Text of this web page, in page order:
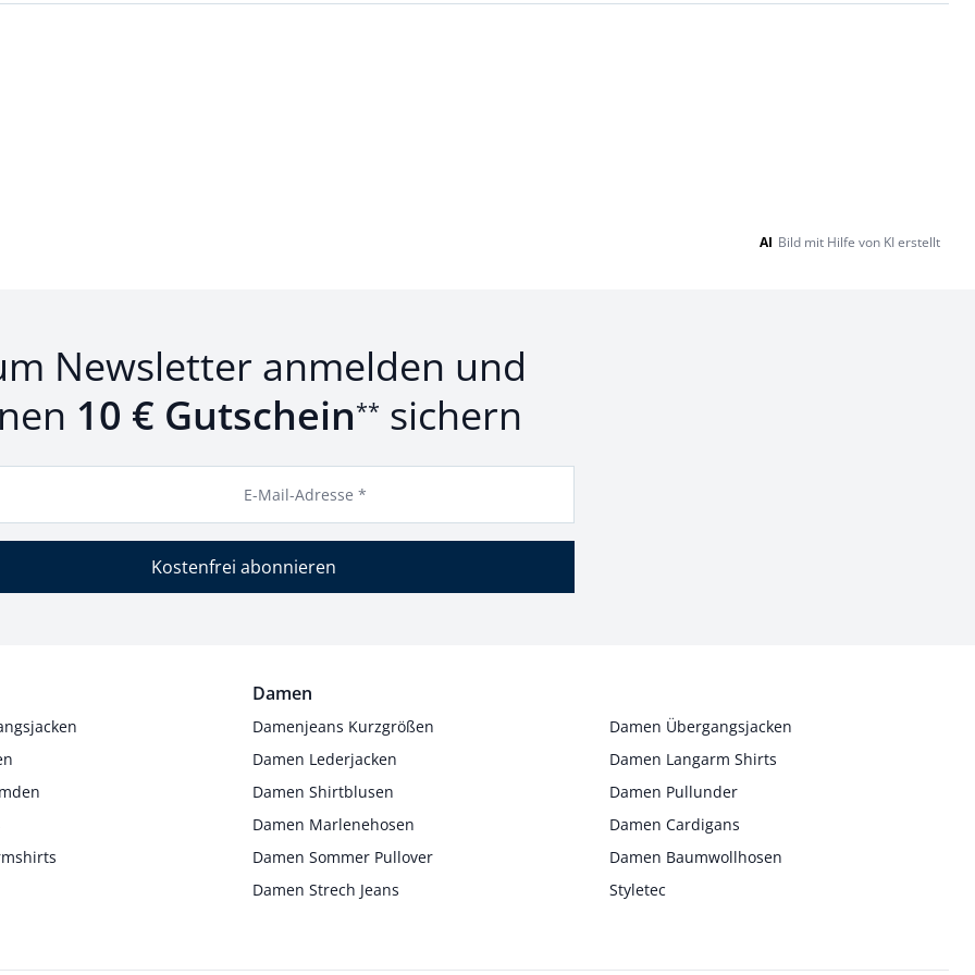
AI Bild mit Hilfe von KI erstellt
Newsletter anmelden und
10 € Gutschein** sichern
E-Mail-Adresse *
Kostenfrei abonnieren
Damen
Damenjeans Kurzgrößen
Damen Übergangsjacken
Damen Lederjacken
Damen Langarm Shirts
Damen Shirtblusen
Damen Pullunder
Damen Marlenehosen
Damen Cardigans
Damen Sommer Pullover
Damen Baumwollhosen
Damen Strech Jeans
Styletec